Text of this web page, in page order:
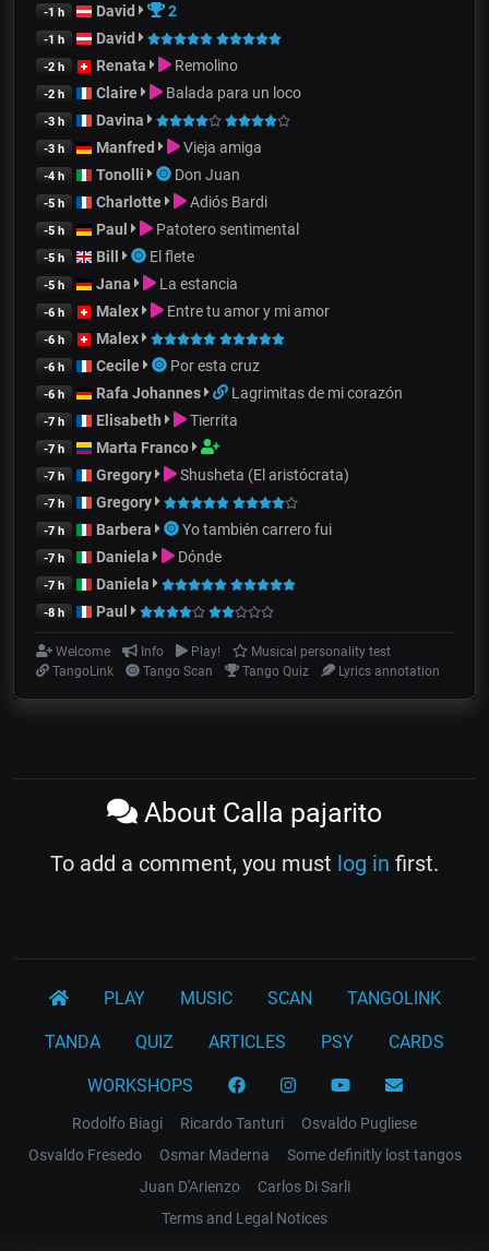
-1 h David 2
-1 h David
-2 h Renata Remolino
-2 h Claire Balada para un loco
-3 h Davina
-3 h Manfred Vieja amiga
-4 h Tonolli Don Juan
-5 h Charlotte Adiós Bardi
-5 h Paul Patotero sentimental
-5 h Bill El flete
-5 h Jana La estancia
-6 h Malex Entre tu amor y mi amor
-6 h Malex
-6 h Cecile Por esta cruz
-6 h Rafa Johannes Lagrimitas de mi corazón
-7 h Elisabeth Tierrita
-7 h Marta Franco
-7 h Gregory Shusheta (El aristócrata)
-7 h Gregory
-7 h Barbera Yo también carrero fui
-7 h Daniela Dónde
-7 h Daniela
-8 h Paul
Welcome Info Play!
Musical personality test
TangoLink
Tango Scan Tango Quiz Lyrics annotation
About Calla pajarito
To add a comment, you must log in first.
PLAY MUSIC SCAN TANGOLINK
TANDA QUIZ ARTICLES PSY CARDS
WORKSHOPS
Rodolfo Biagi Ricardo Tanturi
Osvaldo Pugliese
Osvaldo Fresedo
Osmar Maderna
Some definitly lost tangos
Juan D'Arienzo
Carlos Di Sarli
Terms and Legal Notices